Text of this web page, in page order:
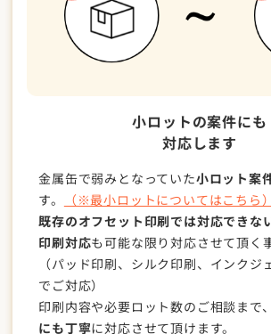
小ロットの案件にも
対応します
金属缶で弱みとなっていた小ロット案
す。
（※最小ロットについてはこちら）
既存のオフセット印刷では対応できな
印刷対応も可能な限り対応させて頂く
（パッド印刷、シルク印刷、インクジ
でご対応）
印刷内容や必要ロット数のご相談まで、
にも丁寧に対応させて頂けます。